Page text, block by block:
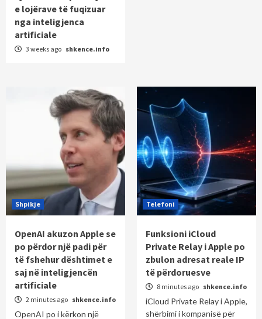
e lojërave të fuqizuar
nga inteligjenca
artificiale
3 weeks ago shkence.info
Shpikje
OpenAI akuzon Apple se
po përdor një padi për
të fshehur dështimet e
saj në inteligjencën
artificiale
2 minutes ago shkence.info
OpenAI po i kërkon një
Telefoni
Funksioni iCloud
Private Relay i Apple po
zbulon adresat reale IP
të përdoruesve
8 minutes ago shkence.info
iCloud Private Relay i Apple,
shërbimi i kompanisë për